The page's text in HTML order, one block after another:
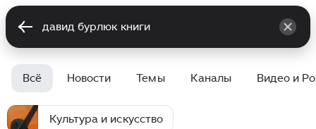
Всё Новости Темы Каналы Видео и
Культура и искусство